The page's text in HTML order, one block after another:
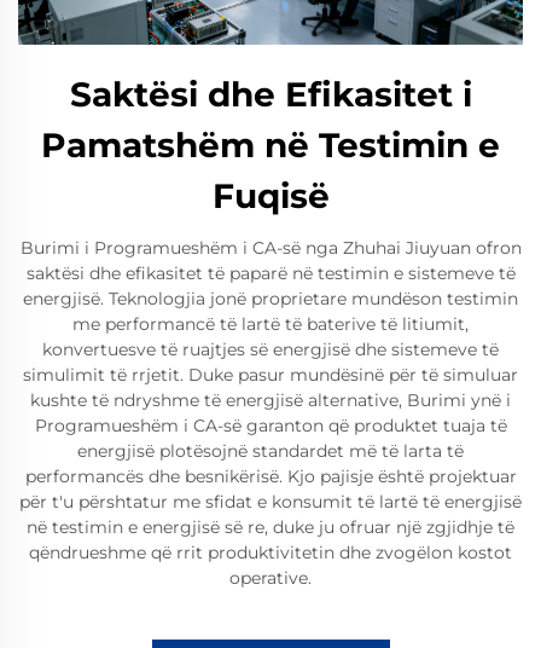
Saktësi dhe Efikasitet i
Pamatshëm në Testimin e
Fuqisë
Burimi i Programueshëm i CA-së nga Zhuhai Jiuyuan ofron
saktësi dhe efikasitet të paparë në testimin e sistemeve të
energjisë. Teknologjia jonë proprietare mundëson testimin
me performancë të lartë të baterive të litiumit,
konvertuesve të ruajtjes së energjisë dhe sistemeve të
simulimit të rrjetit. Duke pasur mundësinë për të simuluar
kushte të ndryshme të energjisë alternative, Burimi ynë i
Programueshëm i CA-së garanton që produktet tuaja të
energjisë plotësojnë standardet më të larta të
performancës dhe besnikërisë. Kjo pajisje është projektuar
për t'u përshtatur me sfidat e konsumit të lartë të energjisë
në testimin e energjisë së re, duke ju ofruar një zgjidhje të
qëndrueshme që rrit produktivitetin dhe zvogëlon kostot
operative.